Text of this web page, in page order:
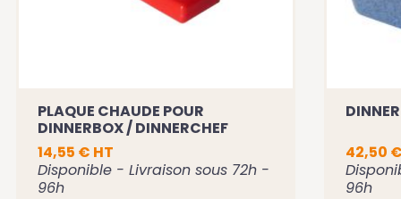
PLAQUE CHAUDE POUR
DINNERBOX / DINNERCHEF
14,55 € HT
Disponible - Livraison sous 72h -
96h
42,50
96h